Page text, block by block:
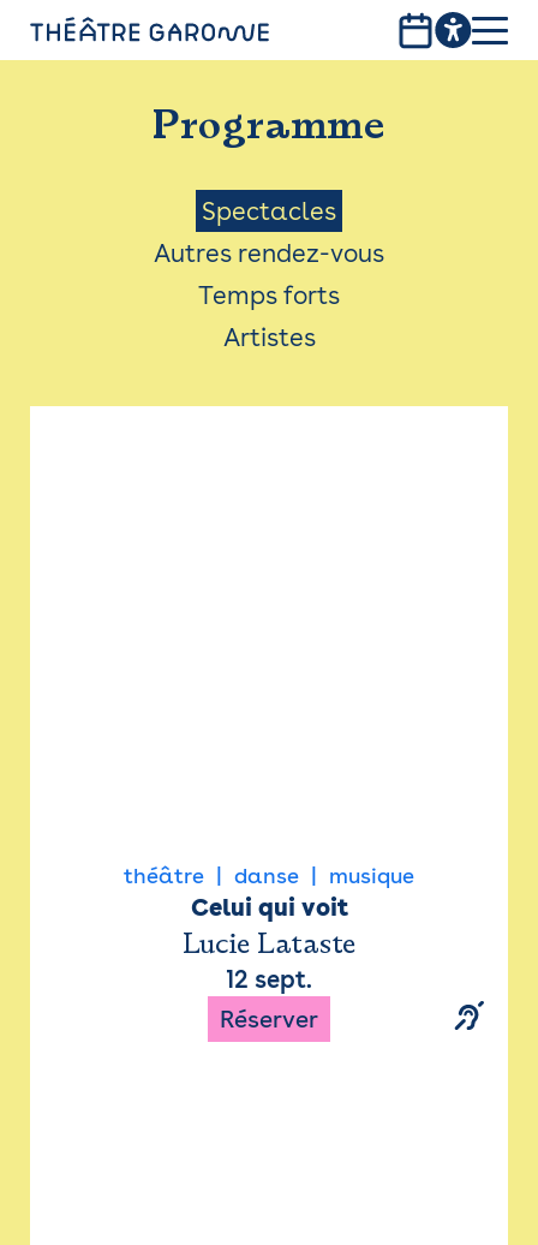
PROGRAMME
INFOS PRATIQUES
AVEC LES PUBLICS
ACCESSIBILITÉ
LES PRODUCTIONS
Programme
Menu
Saison
Spectacles
Autres rendez-vous
Temps forts
Artistes
théâtre danse musique
Celui qui voit
Lucie Lataste
12 sept.
Réserver